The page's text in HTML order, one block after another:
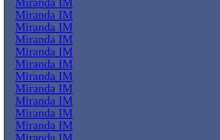
Miranda IM
Miranda IM
Miranda IM
Miranda IM
Miranda IM
Miranda IM
Miranda IM
Miranda IM
Miranda IM
Miranda IM
Miranda IM